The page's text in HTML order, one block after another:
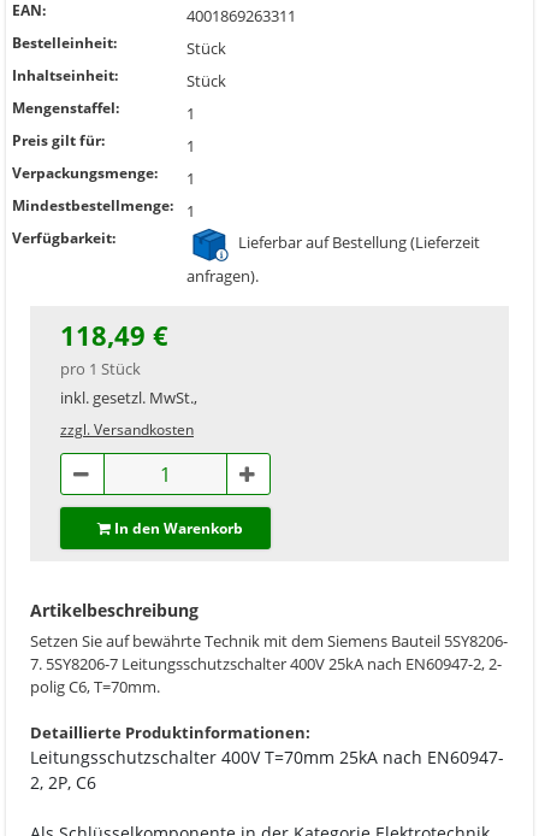
EAN: 4001869263311
Bestelleinheit: Stück
Inhaltseinheit: Stück
Mengenstaffel: 1
Preis gilt für: 1
Verpackungsmenge: 1
Mindestbestellmenge: 1
Verfügbarkeit:
Lieferbar auf Bestellung (Lieferzeit
anfragen).
118,49 €
pro 1 Stück
inkl. gesetzl. MwSt.,
zzgl. Versandkosten
In den Warenkorb
Artikelbeschreibung
Setzen Sie auf bewährte Technik mit dem Siemens Bauteil 5SY8206-
7. 5SY8206-7 Leitungsschutzschalter 400V 25kA nach EN60947-2, 2-
polig C6, T=70mm.
Detaillierte Produktinformationen:
Leitungsschutzschalter 400V T=70mm 25kA nach EN60947-
2, 2P, C6